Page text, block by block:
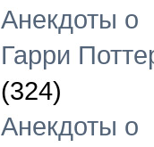
Анекдоты о
Гарри
(324)
Анекдоты о